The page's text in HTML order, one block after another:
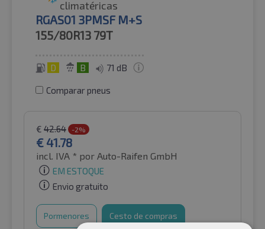
climatéricas
RGAS01 3PMSF M+S
155/80R13 79T
D B 71 dB
Comparar pneus
€ 42.64 -2%
€ 41.78
incl. IVA * por Auto-Raifen GmbH
EM ESTOQUE
Envio gratuito
Pormenores Cesto de compras